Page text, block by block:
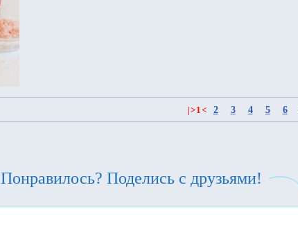
>1< 2 3 4 5 6
Понравилось? Поделись с друзьями!